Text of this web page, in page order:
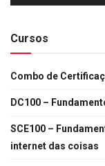
Cursos
Combo de
DC100 –
SCE100 –
internet das coisas